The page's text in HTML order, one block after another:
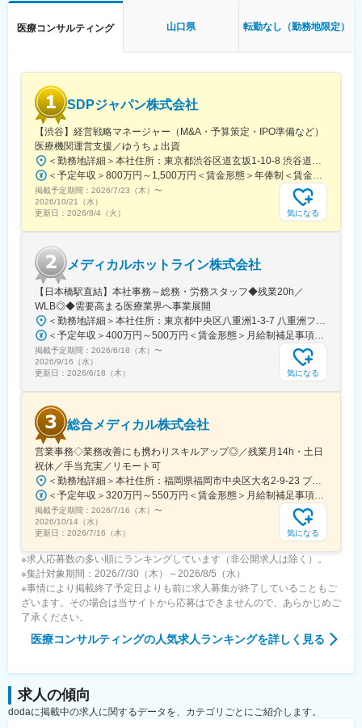
同社は、個人が最大限に能力を発揮できるよう働きやすい環境作
誇っており、長期就業が可能な環境・福利厚生が整っています。
変更の範囲：会社の定める業務
にあたっていただきます。
ができ、メーカーと同じレベルの業界知識とマーケット感をアッ
プデートできる環境です。
■働き方：
◎完全在宅勤務のため、拠点（東京・大阪）の近くにお住まいで
なくてもご就業いただけます。
◎お昼休みの時間帯も自由なので、例えばお子様がおられる方の
場合、お子様の通院やご都合に合わせて業務時間を調整できま
す。
※現在、関東関西のほか、九州、中部、東北、海外在住の方もいま
す。
・会議や打ち合わせで必要な時は大阪・東京等へ出張（宿泊も伴
います）が発生します。
※国内出張の頻度は1~3回/年です。(一部海外出張の場合がござい
ます。）
■組織構成：
CMC担当11名（2名男性、9名女性）
ャリアを築ける環境です。
こちらの組織には、内資外資の製薬企業でのCMC業務の経験者や
研究所での経験、CMC薬事の経験者が多いです。
変更の範囲：会社の定める業務
医療コンサルティング 山口県 転勤なし（勤務地限定）
SDPジャパン株式会社
【渋谷】経営戦略マネージャー（M&A・予算策定・IPO準備など）
医療機関運営支援／ゆうちょ出資
＜勤務地詳細＞本社住所：東京都渋谷区道玄坂1-10-8 渋谷道玄坂東急ビル6F受動喫煙対策：屋内全面禁煙変更の範囲：会社の定める事業所
＜予定年収＞800万円～1,500万円＜賃金形態＞年俸制＜賃金内訳＞年額（基本給）：8,000,000円～15,000,000円＜月額＞666,666円～1,250,000円（12分割）＜昇給有無＞有＜残業手当＞無賃金はあくまでも目安の金額であり、選考を通じて上下する可能性があります。月給(月額)は固定手当を含めた表記です。
掲載予定期間： 2026/7/23（木） 〜
2026/10/21（水）
更新日： 2026/8/4（火） 気になる
メディカルホットライン株式会社
【日本橋駅直結】本社事務～総務・労務スタッフ◆残業20h／
WLB◎◆需要高まる医療業界へ事業展開
＜勤務地詳細＞本社住所：東京都中央区八重洲1-3-7 八重洲ファーストフィナンシャルビル13F受動喫煙対策：屋内全面禁煙変更の範囲：会社の定める事業所
＜予定年収＞400万円～500万円＜賃金形態＞月給制補足事項なし＜賃金内訳＞月額（基本給）：235,000円～284,000円固定残業手当/月：45,000円～66,000円（固定残業時間25時間0分/月）超過した時間外労働の残業手当は追加支給＜月給＞280,000円～350,000円（一律手当を含む）＜昇給有無＞有＜残業手当＞有＜給与補足＞※給与詳細は、ご経験やスキルを考慮のうえ決定します。■昇給：年1回 査定により決定■賞与：年2回（7 月・12 月） 都度査定により決定 算定対象期間に準ずる賃金はあくまでも目安の金額であり、選考を通じて上下する可能性があります。月給(月額)は固定手当を含めた表記です。
掲載予定期間： 2026/6/18（木） 〜
2026/9/16（水）
更新日： 2026/6/18（木） 気になる
総合メディカル株式会社
営業事務◇業務改善にも携わりスキルアップ◎／残業月14h・土日
祝休／手当充実／リモート可
＜勤務地詳細＞本社住所：福岡県福岡市中央区大名2-9-23 プリオ福岡ビル勤務地最寄駅：地下鉄空港線／天神駅受動喫煙対策：屋内全面禁煙変更の範囲：会社の定める事業所
＜予定年収＞320万円～550万円＜賃金形態＞月給制補足事項なし＜賃金内訳＞月額（基本給）：200,000円～246,000円その他固定手当/月：20,000円～110,000円＜月給＞220,000円～356,000円＜昇給有無＞有＜残業手当＞有＜給与補足＞※実際の年収は面談・面接後に経歴や能力に応じて決定します※求人票の想定年収に当てはまらないケースも発生する可能性があります賞与年2回（2025年度実績4.4ヶ月）、昇給年1回住宅補助手当、家族手当、残業手当、休日出勤手当など賃金はあくまでも目安の金額であり、選考を通じて上下する可能性があります。月給(月額)は固定手当を含めた表記です。
掲載予定期間： 2026/7/16（木） 〜
2026/10/14（水）
更新日： 2026/7/16（木） 気になる
※求人応募数の多い順にランキングしています（非公開求人は除く）。
※集計対象期間：2026/7/30（木）～2026/8/5（水）
※事情により掲載終了予定日よりも前に求人募集が終了していることもご
ざいます。その場合は当サイトから応募はできませんので、あらかじめご
了承ください。
医療コンサルティングの人気求人ランキングを詳しく見る
求人の傾向
dodaに掲載中の求人に関するデータを、カテゴリごとにご紹介します。